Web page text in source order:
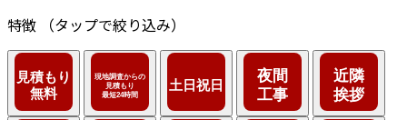
特徴
（タップで絞り込み）